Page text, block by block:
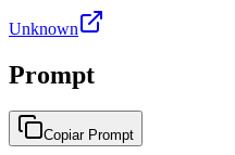
Unknown
Prompt
Copiar Prompt